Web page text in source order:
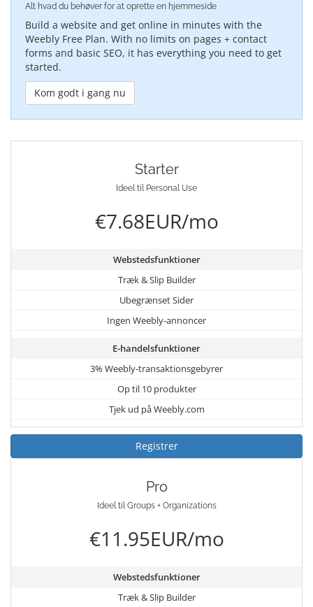
Alt hvad du behøver for at oprette en hjemmeside
Build a website and get online in minutes with the
Weebly Free Plan. With no limits on pages + contact
forms and basic SEO, it has everything you need to get
started.
Kom godt i gang nu
Starter
Ideel til Personal Use
€7.68EUR/mo
Webstedsfunktioner
Træk & Slip Builder
Ubegrænset Sider
Ingen Weebly-annoncer
E-handelsfunktioner
3% Weebly-transaktionsgebyrer
Op til 10 produkter
Tjek ud på Weebly.com
Registrer
Pro
Ideel til Groups + Organizations
€11.95EUR/mo
Webstedsfunktioner
Træk & Slip Builder